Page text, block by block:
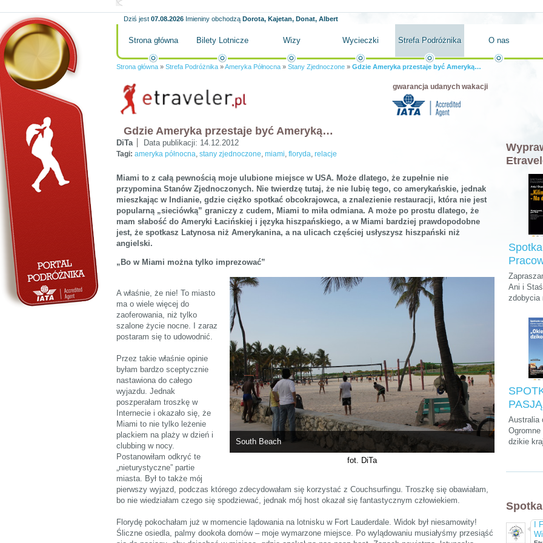
Dziś jest 07.08.2026 Imieniny obchodzą Dorota, Kajetan, Donat, Albert
Strona główna Bilety Lotnicze Wizy Wycieczki Strefa Podróżnika O nas
Strona główna » Strefa Podróżnika »Ameryka Północna » Stany Zjednoczone » Gdzie Ameryka przestaje być Ameryką…
gwarancja udanych wakacji
Gdzie Ameryka przestaje być Ameryką…
DiTa Data publikacji: 14.12.2012
Tagi: ameryka północna, stany zjednoczone, miami, floryda, relacje
Miami to z całą pewnością moje ulubione miejsce w USA. Może dlatego, że zupełnie nie
przypomina Stanów Zjednoczonych. Nie twierdzę tutaj, że nie lubię tego, co amerykańskie, jednak
mieszkając w Indianie, gdzie ciężko spotkać obcokrajowca, a znalezienie restauracji, która nie jest
popularną „sieciówką” graniczy z cudem, Miami to miła odmiana. A może po prostu dlatego, że
mam słabość do Ameryki Łacińskiej i języka hiszpańskiego, a w Miami bardziej prawdopodobne
jest, że spotkasz Latynosa niż Amerykanina, a na ulicach częściej usłyszysz hiszpański niż
angielski.
„Bo w Miami można tylko imprezować”
South Beach
fot. DiTa
A właśnie, że nie! To miasto
ma o wiele więcej do
zaoferowania, niż tylko
szalone życie nocne. I zaraz
postaram się to udowodnić.
Przez takie właśnie opinie
byłam bardzo sceptycznie
nastawiona do całego
wyjazdu. Jednak
poszperałam troszkę w
Internecie i okazało się, że
Miami to nie tylko leżenie
plackiem na plaży w dzień i
clubbing w nocy.
Postanowiłam odkryć te
„nieturystyczne” partie
miasta. Był to także mój
pierwszy wyjazd, podczas którego zdecydowałam się korzystać z Couchsurfingu. Troszkę się obawiałam,
bo nie wiedziałam czego się spodziewać, jednak mój host okazał się fantastycznym człowiekiem.
Florydę pokochałam już w momencie lądowania na lotnisku w Fort Lauderdale. Widok był niesamowity!
Śliczne osiedla, palmy dookoła domów – moje wymarzone miejsce. Po wylądowaniu musiałyśmy przesiąść
Ani i
zdobycia
parkach
na
Australia
dzikie
które
tylko
świecie.
I